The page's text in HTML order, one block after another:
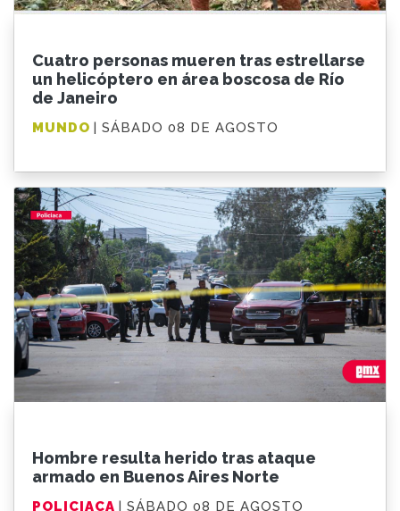
Cuatro personas mueren tras estrellarse
un helicóptero en área boscosa de Río
de Janeiro
MUNDO | SÁBADO 08 DE AGOSTO
Hombre resulta herido tras ataque
armado en Buenos Aires Norte
POLICIACA | SÁBADO 08 DE AGOSTO